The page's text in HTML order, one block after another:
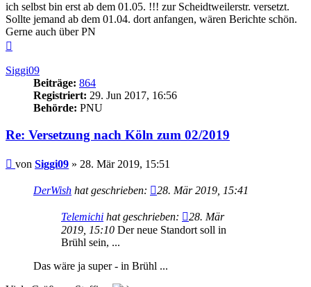
ich selbst bin erst ab dem 01.05. !!! zur Scheidtweilerstr. versetzt.
Sollte jemand ab dem 01.04. dort anfangen, wären Berichte schön.
Gerne auch über PN
Siggi09
Beiträge: 864
Registriert: 29. Jun 2017, 16:56
Behörde: PNU
Re: Versetzung nach Köln zum 02/2019
Beitrag
von Siggi09 » 28. Mär 2019, 15:51
DerWish hat geschrieben: 28. Mär 2019, 15:41
Telemichi hat geschrieben:
28. Mär
2019, 15:10 Der neue Standort soll in
Brühl sein, ...
Das wäre ja super - in Brühl ...